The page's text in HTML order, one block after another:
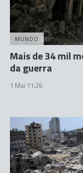
MUNDO
Mais de 34 mil
da guerra
1 Mai 11:26